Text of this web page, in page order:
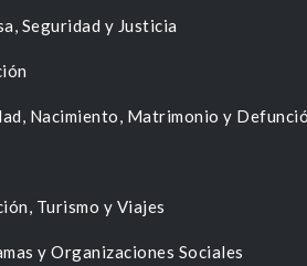
Seguridad y Justicia
Nacimiento, Matrimonio y
Turismo y Viajes
y Organizaciones Sociales